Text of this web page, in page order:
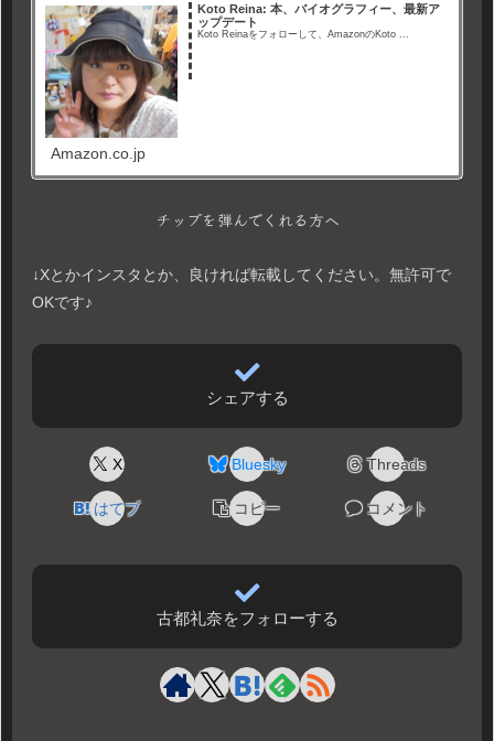
Koto Reina: 本、バイオグラフィー、最新ア
ップデート
Koto Reinaをフォローして、AmazonのKoto ...
Amazon.co.jp
チップを弾んでくれる方へ
↓Xとかインスタとか、良ければ転載してください。無許可で
OKです♪
シェアする
X Bluesky Threads
はてブ コピー コメント
古都礼奈をフォローする